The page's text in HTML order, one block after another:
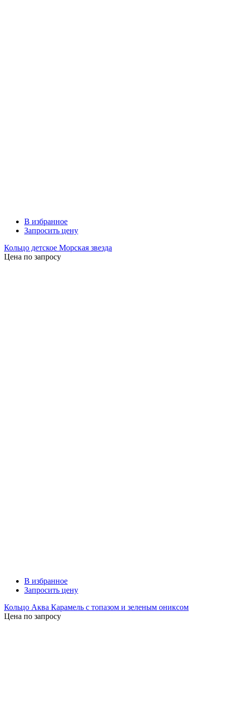
В избранное
Запросить цену
Кольцо детское Морская звезда
Цена по запросу
В избранное
Запросить цену
Кольцо Аква Карамель с топазом и зеленым ониксом
Цена по запросу